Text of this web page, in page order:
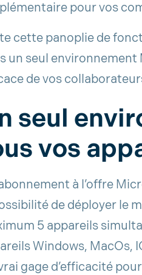
pour vos
cette panoplie de
un seul
de vos
seul
vos
à l’offre
de déployer le
5 appareils
Windows, MacOs,
gage d’efficacité